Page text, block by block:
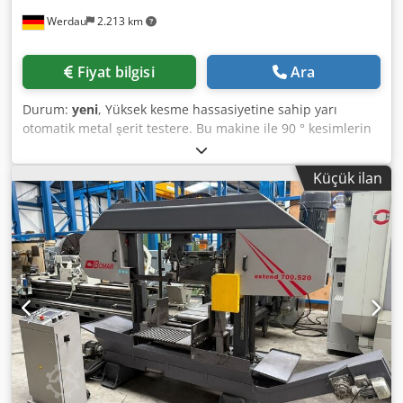
mm / düz 275 x 180 mm / kare 180 mm Tahrik gücü: 1.5KW
Testere bandı boyutu: 3125 x 27 x 0.9 mm Kalan parça
uzunluğu: 20 mm En küçük ø: 5 mm Malzeme destek
Werdau 2.213 km
Fiyat bilgisi Ara
Durum: yeni, Yüksek kesme hassasiyetine sahip yarı
otomatik metal şerit testere. Bu makine ile 90 ° kesimlerin
yanı sıra 45 ° sola ve 30 ° sağa kadar gönyeli kesimler
sonsuz şekilde değiştirilebilir. (Sol 45 ° ve sağ 60 ° dönüş
aralığı) Temel donanım: - Aşınmasız geniş, döndürülebilir
destek masası! (Testere bandının kesme kanalı gönye ile
döner) - şerit gerginlik göstergesi - dökme demir testere
kolunun hidrolik kontrolü - iş parçasının kısa stroklu
silindir vasıtasıyla hidrolik olarak sıkıştırılması - Kontrol
ünitesinden potansiyometre ile testere çerçevesinin
yükseklik sınırlaması panel - hidrolik kesme basıncı
düzenlemesi (dolu malzeme - boru) - Testere kolunun
hidrolik silindir vasıtasıyla indirilmesi; kademesiz ayar -
Kesme işleminden sonra testere kolunun manuel olarak
kaldırılması - Mengene R / L'nin kolay manuel kaydırılması
- testere bandı kırılma kontrollü elektrikli bant gerilim
Küçük ilan